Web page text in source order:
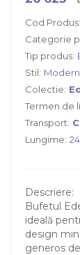
Cod Produs:
Categorie
Tip produs:
Stil:
Colectie:
Termen de
Transport:
Lungime:
Descriere:
Bufetul
ideală
design
generos